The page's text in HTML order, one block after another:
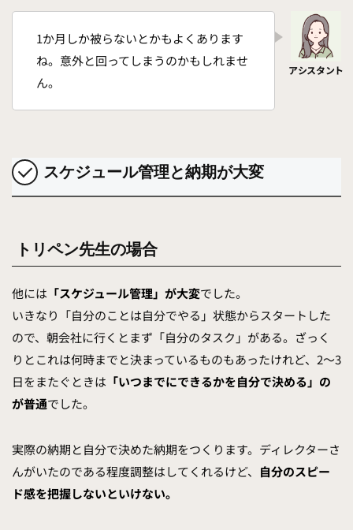
1か月しか被らないとかもよくあります
ね。意外と回ってしまうのかもしれませ
ん。
スケジュール管理と納期が大変
トリペン先生の場合
他には 「スケジュール管理」が大変でした。
いきなり「自分のことは自分でやる」状態からスタートした
ので、朝会社に行くとまず「自分のタスク」がある。ざっく
りとこれは何時までと決まっているものもあったけれど、2〜3
日をまたぐときは 「いつまでにできるかを自分で決める」の
が普通でした。
実際の納期と自分で決めた納期をつくります。ディレクターさ
んがいたのである程度調整はしてくれるけど、 自分のスピー
ド感を把握しないといけない。